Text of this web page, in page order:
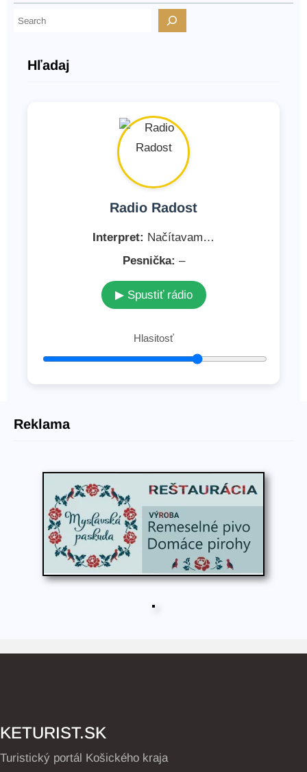
H
Hľadaj
Radio Radost
Interpret: Načítavam…
Pesnička: –
▶ Spustiť rádio
Hlasitosť
Reklama
KETURIST.SK
Turistický portál Košického kraja